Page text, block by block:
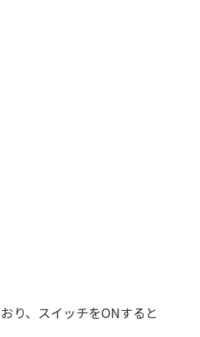
り、スイッチをONすると